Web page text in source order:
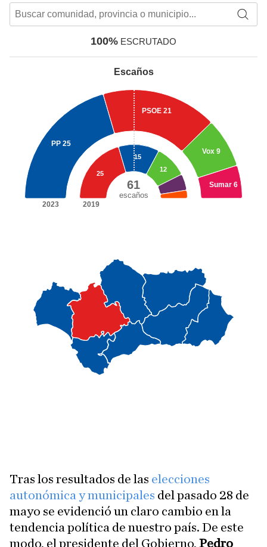
Tras los resultados de las elecciones
autonómica y municipales del pasado 28 de
mayo se evidenció un claro cambio en la
tendencia política de nuestro país. De este
modo, el presidente del Gobierno, Pedro